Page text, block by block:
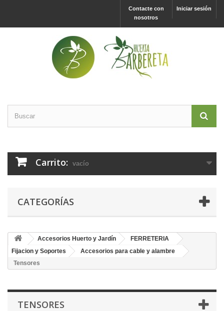
Iniciar sesión
Contacte con
nosotros
Carrito: vacío
CATEGORÍAS
Accesorios Huerto y Jardín
FERRETERIA
Fijacion y Soportes
Accesorios para cable y alambre
Tensores
TENSORES